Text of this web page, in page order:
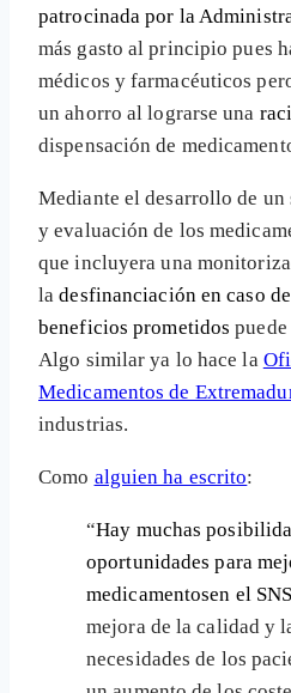
patrocinada por la
más gasto al principio pues
médicos y farmacéuticos
un ahorro al lograrse una
dispensación de
Mediante el desarrollo de
y evaluación de los
que incluyera una
ladesfinanciación en caso
beneficios prometidos
Algo similar ya lo hace la
Medicamentos de
industrias.
Como alguien ha escrito:
“Hay muchas
oportunidades para
medicamentosen el
mejora de la calidad y
necesidades de los